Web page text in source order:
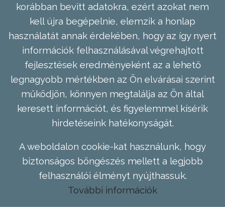
korábban bevitt adatokra, ezért azokat nem
kell újra begépelnie, elemzik a honlap
használatát annak érdekében, hogy az így nyert
információk felhasználásával végrehajtott
fejlesztések eredményeként az a lehető
legnagyobb mértékben az Ön elvárásai szerint
működjön, könnyen megtalálja az Ön által
keresett információt, és figyelemmel kísérik
hirdetéseink hatékonyságát.
A weboldalon cookie-kat használunk, hogy
biztonságos böngészés mellett a legjobb
felhasználói élményt nyújthassuk.
További információk